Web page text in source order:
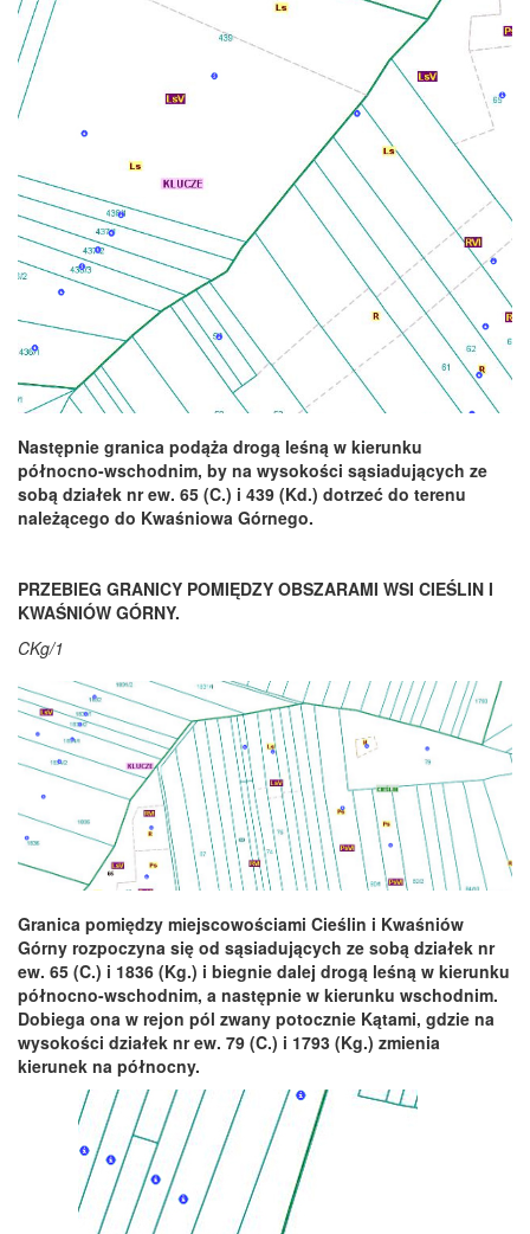
Następnie granica podąża drogą leśną w kierunku
północno-wschodnim, by na wysokości sąsiadujących ze
sobą działek nr ew. 65 (C.) i 439 (Kd.) dotrzeć do terenu
należącego do Kwaśniowa Górnego.
PRZEBIEG GRANICY POMIĘDZY OBSZARAMI WSI CIEŚLIN I
KWAŚNIÓW GÓRNY.
CKg/1
Granica pomiędzy miejscowościami Cieślin i Kwaśniów
Górny rozpoczyna się od sąsiadujących ze sobą działek nr
ew. 65 (C.) i 1836 (Kg.) i biegnie dalej drogą leśną w kierunku
północno-wschodnim, a następnie w kierunku wschodnim.
Dobiega ona w rejon pól zwany potocznie Kątami, gdzie na
wysokości działek nr ew. 79 (C.) i 1793 (Kg.) zmienia
kierunek na północny.